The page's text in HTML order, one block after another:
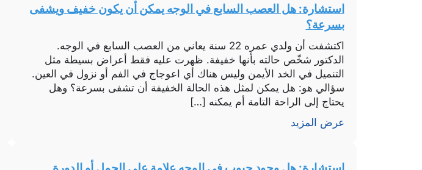
استشارة: هل العصب السابع في الوجه يمكن أن يكون خفيف ويشفى
بسرعة؟
اكتشفت أن ولدي عمره 22 سنة يعاني من العصب السابع في الوجه.
الدكتور شخّص حالته بأنها خفيفة. ظهرت عليه فقط أعراض بسيطة مثل
التنميل في الخد الأيمن وليس هناك أي اعوجاج في الفم أو نزول في العين.
سؤالي هو: هل يمكن لمثل هذه الحالة الخفيفة أن تشفى بسرعة؟ وهل
يحتاج إلى الراحة التامة أم يمكنه […]
عرض المزيد